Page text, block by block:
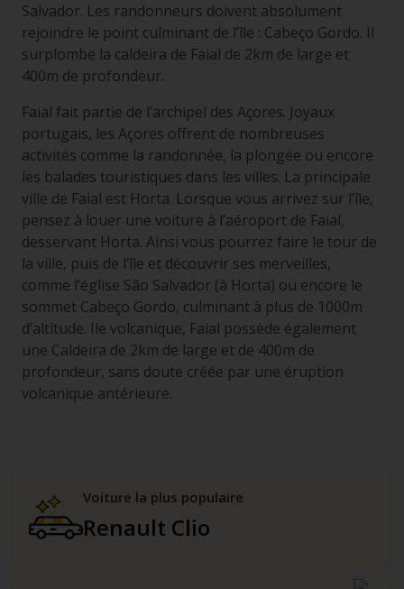
Salvador. Les randonneurs doivent absolument
rejoindre le point culminant de l’île : Cabeço Gordo. Il
surplombe la caldeira de Faial de 2km de large et
400m de profondeur.
Faial fait partie de l’archipel des Açores. Joyaux
portugais, les Açores offrent de nombreuses
activités comme la randonnée, la plongée ou encore
les balades touristiques dans les villes. La principale
ville de Faial est Horta. Lorsque vous arrivez sur l’île,
pensez à louer une voiture à l’aéroport de Faial,
desservant Horta. Ainsi vous pourrez faire le tour de
la ville, puis de l’île et découvrir ses merveilles,
comme l’église São Salvador (à Horta) ou encore le
sommet Cabeço Gordo, culminant à plus de 1000m
d’altitude. Ile volcanique, Faial possède également
une Caldeira de 2km de large et de 400m de
profondeur, sans doute créée par une éruption
volcanique antérieure.
Voiture la plus populaire
Renault Clio